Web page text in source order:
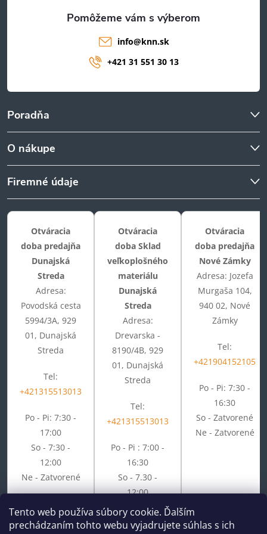
Tento web používa súbory cookie. Ďalším
prechádzaním tohto webu vyjadrujete súhlas s ich
Poradňa
O nákupe
Firemné údaje
info@knn.sk
+421 31 551 30 13
Otváracia
doba predajňa
Dunajská
Streda
Adresa:
Povodská cesta
5994/3A, 929
01, Dunajská
Streda
Tel:
+421315513013
Po - Pi: 7:30 -
17:00
So - 7:30 -
12:00
Ne - Zatvorené
Otváracia
doba Sklad
veľkoplošného
materiálu
Dunajská
Streda
Adresa:
Drevarska -
8190/4B, 929
01, Dunajská
Streda
Tel:
+421315513013
Po - Pi : 7:00 -
16:30
So - 7.30 -
12:00
Ne - Zatvorené
Otváracia
doba predajňa
Nové Zámky
Adresa: Jozefa
Murgaša 104,
940 02, Nové
Zámky
Tel:
+421904152105
Po - Pi: 7:30 -
16:30
So - Zatvorené
Ne - Zatvorené